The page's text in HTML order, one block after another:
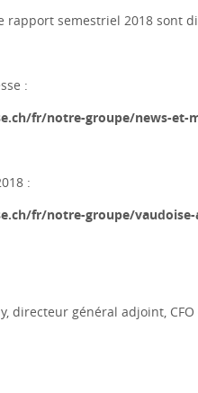
rapport semestriel 2018 sont
:
fr/notre-groupe/news-et-
:
fr/notre-groupe/
directeur général adjoint,